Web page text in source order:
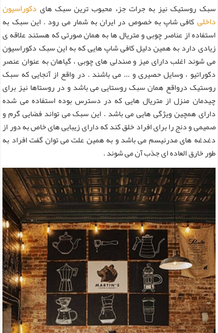
سبک روستیک نیز به جرات جزء محبوب ترین سبک های دکوراسیون
داخلیکافی شاپ به خصوص در ایران به شمار می رود . این سبک به
استفاده از عناصر چوبی و متریال ها به همان صورتی که هستند علاقه ی
زیادی دارد به همین دلیل کافی شاپ هایی که به این سبک دکوراسیون
می شوند اغلب دارای میز و صندلی های چوبی ، گیاهان به عنوان عنصر
دکوراتیو ، وسایل حصیری و ... می باشند . در واقع از آنجایی که سبک
روستیک درواقع همان سبک روستایی می باشد و در روستاها نیز برای
چیدمان منزل از متریال هایی که در دسترس بوده استفاده می شده
دارای همچین ویژگی هایی می باشد . این سبک می تواند فضایی گرم و
صمیمی و دنج را برای افراد خلق کند که دارای زیبایی های خاص به دور از
دغدغه های مدرنیسم می باشد و به همین علت می توان گفت افراد به
طور خارق العاده ای جذب آن می شوند .